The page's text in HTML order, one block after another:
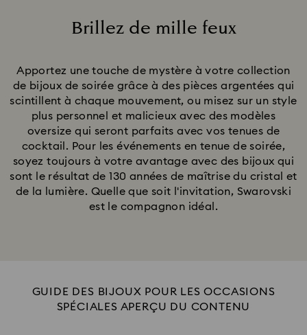
Brillez de mille feux
Apportez une touche de mystère à votre collection
de bijoux de soirée grâce à des pièces argentées qui
scintillent à chaque mouvement, ou misez sur un style
plus personnel et malicieux avec des modèles
oversize qui seront parfaits avec vos tenues de
cocktail. Pour les événements en tenue de soirée,
soyez toujours à votre avantage avec des bijoux qui
sont le résultat de 130 années de maîtrise du cristal et
de la lumière. Quelle que soit l'invitation, Swarovski
est le compagnon idéal.
GUIDE DES BIJOUX POUR LES OCCASIONS
SPÉCIALES APERÇU DU CONTENU